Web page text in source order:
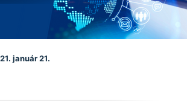
január 21.